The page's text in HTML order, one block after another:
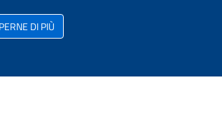
DI PIÙ